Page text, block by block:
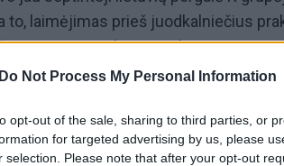
Do Not Process My Personal Information
opt-out of the sale, sharing to third parties, or
for targeted advertising by us, please
selection. Please note that after your opt-out
to, laimėjimas prieš juodkalniečius
Tai buvo paskutinioji Kazio
į kurį lietuviai išvyks
nevyks Gytis Masiulis.
Domantas Sabonis